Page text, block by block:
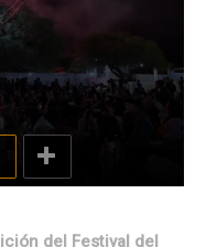
del Festival del